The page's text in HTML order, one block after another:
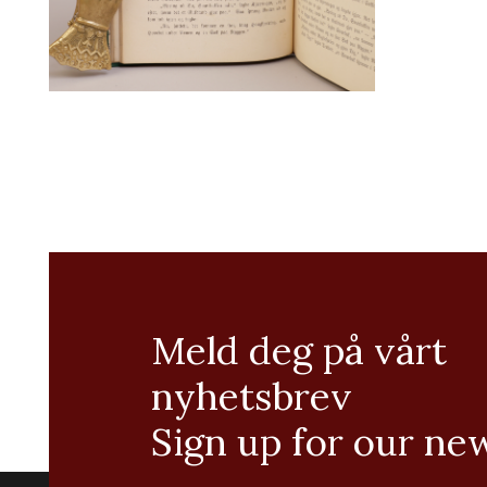
Meld deg på vårt
nyhetsbrev
Sign up for our